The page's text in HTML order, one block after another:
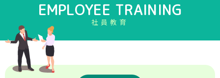
EMPLOYEE TRAINING
社員教育